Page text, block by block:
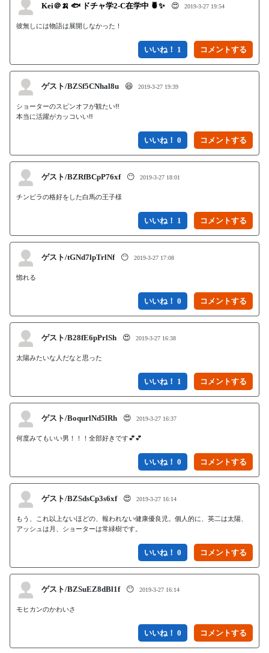
Kei＠🍌 🐟 ドチャ学2-C在学中 🍍✨ 😍 2019-3-27 19:54
彼無しには物語は展開しなかった！
いいね！ 1
ゲスト/BZSf5CNhal8u 😆 2019-3-27 19:39
ショーターのスピンオフが観たい‼
本当に活躍がカッコいい‼
いいね！ 0
ゲスト/BZRfBCpP76xf 😶 2019-3-27 18:01
チンピラの格好をした白馬の王子様
いいね！ 1
ゲスト/tGNd7lpTrlNf 😶 2019-3-27 17:08
惚れる
いいね！ 0
ゲスト/B28fE6pPrlSh 😍 2019-3-27 16:38
太陽みたいな人だなと思った
いいね！ 1
ゲスト/BoqurlNd5lRh 😍 2019-3-27 16:37
何度みてもいい男！！！全部好きです💕💕
いいね！ 0
ゲスト/BZSdsCp3s6xf 😍 2019-3-27 16:14
もう、これ以上ないほどの、報われない健康優良児。個人的に、英二は太陽、
アッシュは月、ショーターは常緑樹です。
いいね！ 0
ゲスト/BZSuEZ8dBl1f 😶 2019-3-27 16:14
モヒカンのかわいさ
いいね！ 0